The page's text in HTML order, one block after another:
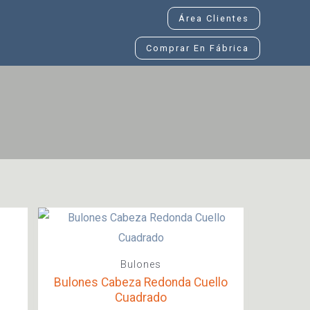
Área Clientes
Comprar En Fábrica
Bulones
Bulones Cabeza Redonda Cuello
Cuadrado